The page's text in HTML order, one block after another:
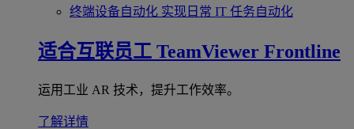
终端设备自动化 实现日常 IT 任务自动化
适合互联员工 TeamViewer Frontline
运用工业 AR 技术，提升工作效率。
了解详情